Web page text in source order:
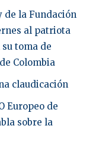
de la Fundación
al patriota
toma de
Colombia
claudicación
Europeo de
sobre la